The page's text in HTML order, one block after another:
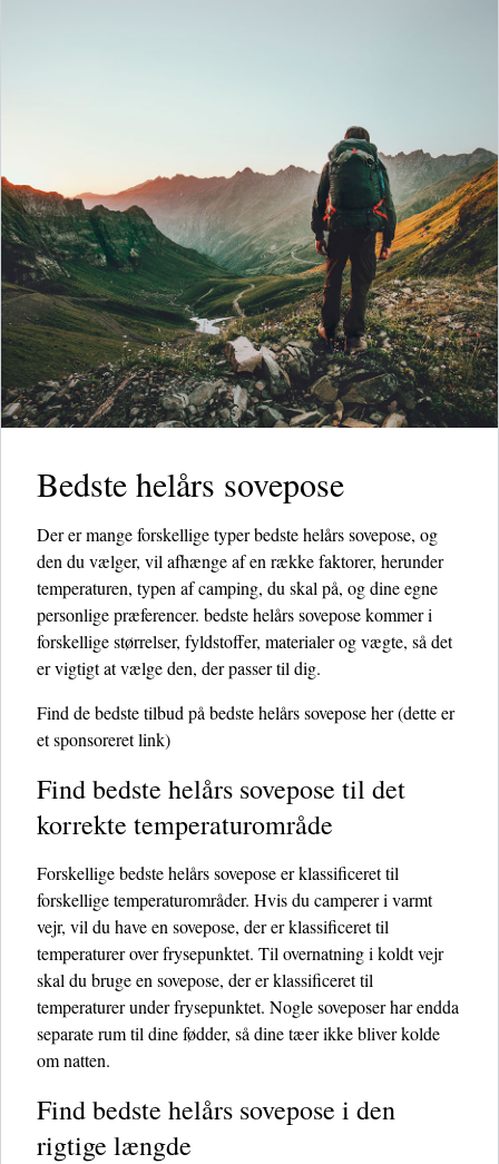
Bedste helårs sovepose
Der er mange forskellige typer bedste helårs sovepose, og
den du vælger, vil afhænge af en række faktorer, herunder
temperaturen, typen af ​​camping, du skal på, og dine egne
personlige præferencer. bedste helårs sovepose kommer i
forskellige størrelser, fyldstoffer, materialer og vægte, så det
er vigtigt at vælge den, der passer til dig.
Find de bedste tilbud på bedste helårs sovepose her(dette er
et sponsoreret link)
Find bedste helårs sovepose til det
korrekte temperaturområde
Forskellige bedste helårs sovepose er klassificeret til
forskellige temperaturområder. Hvis du camperer i varmt
vejr, vil du have en sovepose, der er klassificeret til
temperaturer over frysepunktet. Til overnatning i koldt vejr
skal du bruge en sovepose, der er klassificeret til
temperaturer under frysepunktet. Nogle soveposer har endda
separate rum til dine fødder, så dine tæer ikke bliver kolde
om natten.
Find bedste helårs sovepose i den
rigtige længde